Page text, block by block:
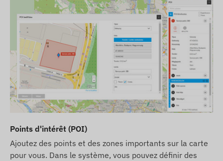
Points d'intérêt (POI)
Ajoutez des points et des zones importants sur la carte
pour vous. Dans le système, vous pouvez définir des